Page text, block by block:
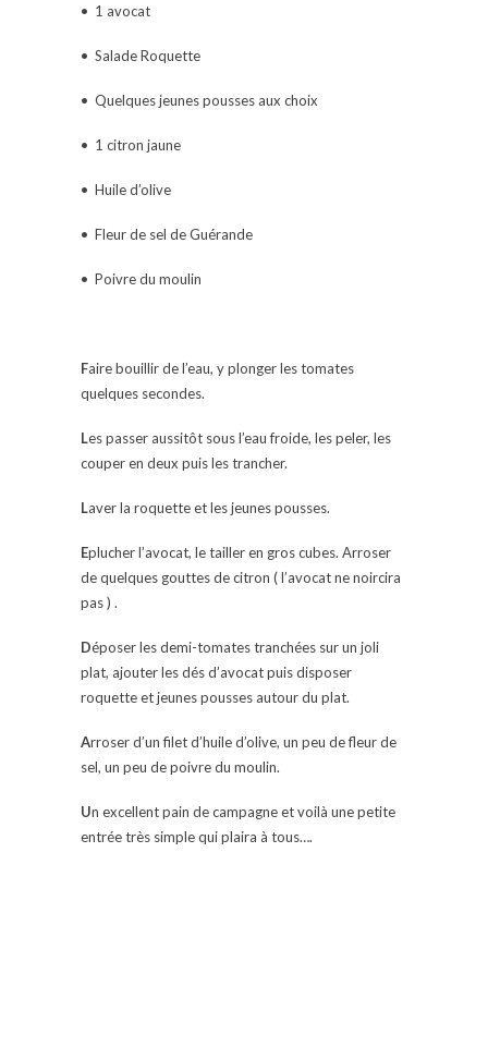
• 1 avocat
• Salade Roquette
• Quelques jeunes pousses aux choix
• 1 citron jaune
• Huile d’olive
• Fleur de sel de Guérande
• Poivre du moulin
Faire bouillir de l’eau, y plonger les tomates
quelques secondes.
Les passer aussitôt sous l’eau froide, les peler, les
couper en deux puis les trancher.
Laver la roquette et les jeunes pousses.
Eplucher l’avocat, le tailler en gros cubes. Arroser
de quelques gouttes de citron ( l’avocat ne noircira
pas ) .
Déposer les demi-tomates tranchées sur un joli
plat, ajouter les dés d’avocat puis disposer
roquette et jeunes pousses autour du plat.
Arroser d’un filet d’huile d’olive, un peu de fleur de
sel, un peu de poivre du moulin.
Un excellent pain de campagne et voilà une petite
entrée très simple qui plaira à tous….